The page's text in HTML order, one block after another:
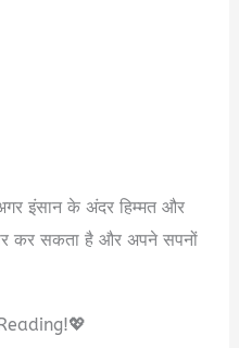
इंसान के अंदर हिम्मत और
कर सकता है और अपने सपनों